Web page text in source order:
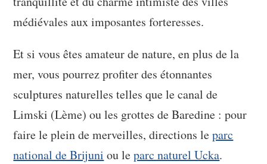
médiévales aux imposantes forteresses.
Et si vous êtes amateur de nature, en plus de la
mer, vous pourrez profiter des étonnantes
sculptures naturelles telles que le canal de
Limski (Lème) ou les grottes de Baredine : pour
faire le plein de merveilles, directions leparc
national de Brijuni ou leparc naturel Ucka.